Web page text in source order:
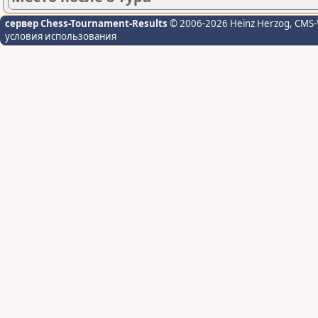
сервер Chess-Tournament-Results © 2006-2026 Heinz Herzog,
условия использования